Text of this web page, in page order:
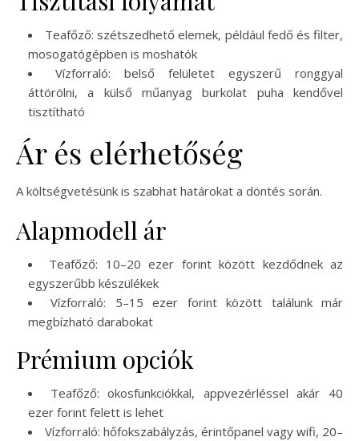
Teafőző: szétszedhető elemek, például fedő és filter,
mosogatógépben is moshatók
Vízforraló: belső felületet egyszerű ronggyal
áttörölni, a külső műanyag burkolat puha kendővel
tisztítható
Ár és elérhetőség
A költségvetésünk is szabhat határokat a döntés során.
Alapmodell ár
Teafőző: 10–20 ezer forint között kezdődnek az
egyszerűbb készülékek
Vízforraló: 5–15 ezer forint között találunk már
megbízható darabokat
Prémium opciók
Teafőző: okosfunkciókkal, appvezérléssel akár 40
ezer forint felett is lehet
Vízforraló: hőfokszabályzás, érintőpanel vagy wifi, 20–